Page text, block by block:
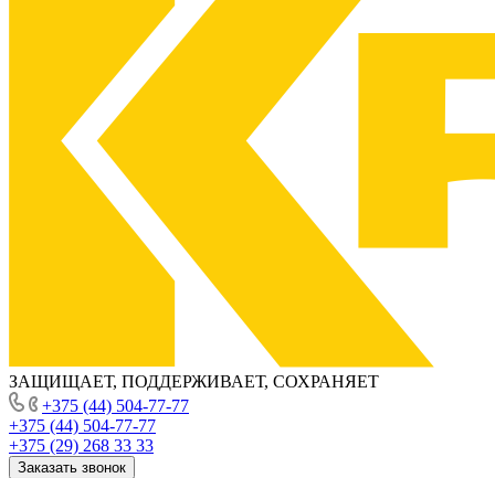
ЗАЩИЩАЕТ, ПОДДЕРЖИВАЕТ, СОХРАНЯЕТ
+375 (44) 504-77-77
+375 (44) 504-77-77
+375 (29) 268 33 33
Заказать звонок